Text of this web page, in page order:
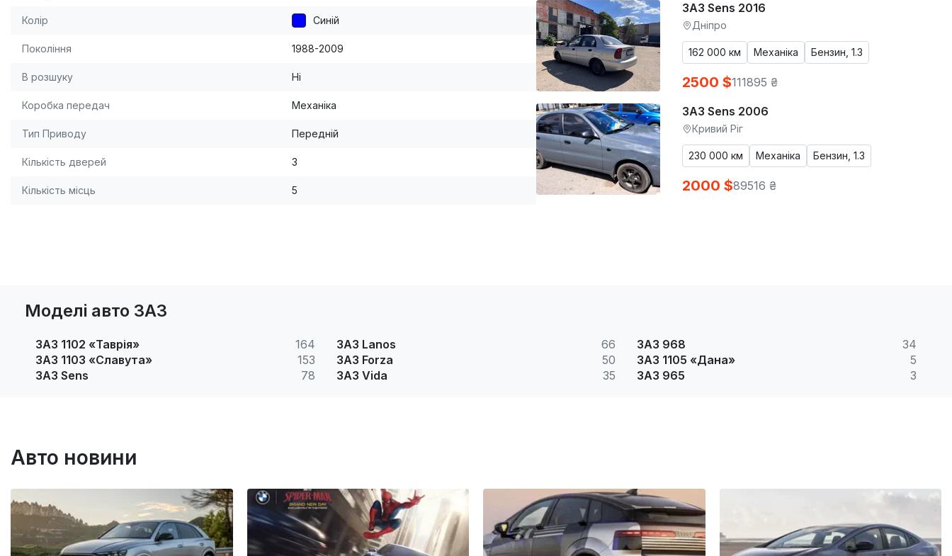
Колір Синій
Покоління 1988-2009
В розшуку Ні
Коробка передач Механіка
Тип Приводу Передній
Кількість дверей 3
Кількість місць 5
ЗАЗ Sens 2016
Дніпро
162 000 км Механіка Бензин, 1.3
2500 $111895 ₴
ЗАЗ Sens 2006
Кривий Ріг
230 000 км Механіка Бензин, 1.3
2000 $89516 ₴
Моделі авто ЗАЗ
ЗАЗ 1102 «Таврія»
164
ЗАЗ 1103 «Славута»
153
ЗАЗ Sens
78
ЗАЗ Lanos
66
ЗАЗ Forza
50
ЗАЗ Vida
35
ЗАЗ 968
34
ЗАЗ 1105 «Дана»
5
ЗАЗ 965
3
Авто новини